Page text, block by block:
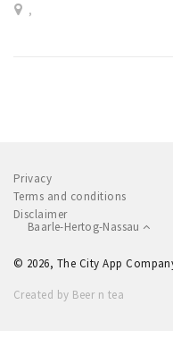
,
Privacy
Terms and conditions
Disclaimer
Baarle-Hertog-Nassau
© 2026, The City App
Created by Beer n tea